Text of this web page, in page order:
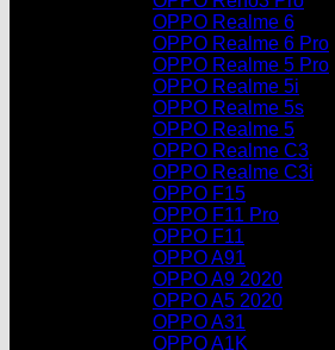
OPPO Realme 6
OPPO Realme 6 Pro
OPPO Realme 5 Pro
OPPO Realme 5i
OPPO Realme 5s
OPPO Realme 5
OPPO Realme C3
OPPO Realme C3i
OPPO F15
OPPO F11 Pro
OPPO F11
OPPO A91
OPPO A9 2020
OPPO A5 2020
OPPO A31
OPPO A1K